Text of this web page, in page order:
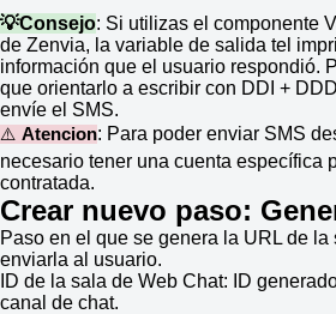
💡Consejo: Si utilizas el componente
de Zenvia, la variable de salida tel
información que el usuario respondió.
que orientarlo a escribir con DDI +
envíe el SMS.
⚠️ Atencion: Para poder enviar SMS
necesario tener una cuenta específica
contratada.
Crear nuevo paso:
Paso en el que se genera la URL de la
enviarla al usuario.
ID de la sala de Web Chat: ID
canal de chat.